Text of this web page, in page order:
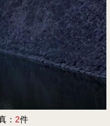
： 2件